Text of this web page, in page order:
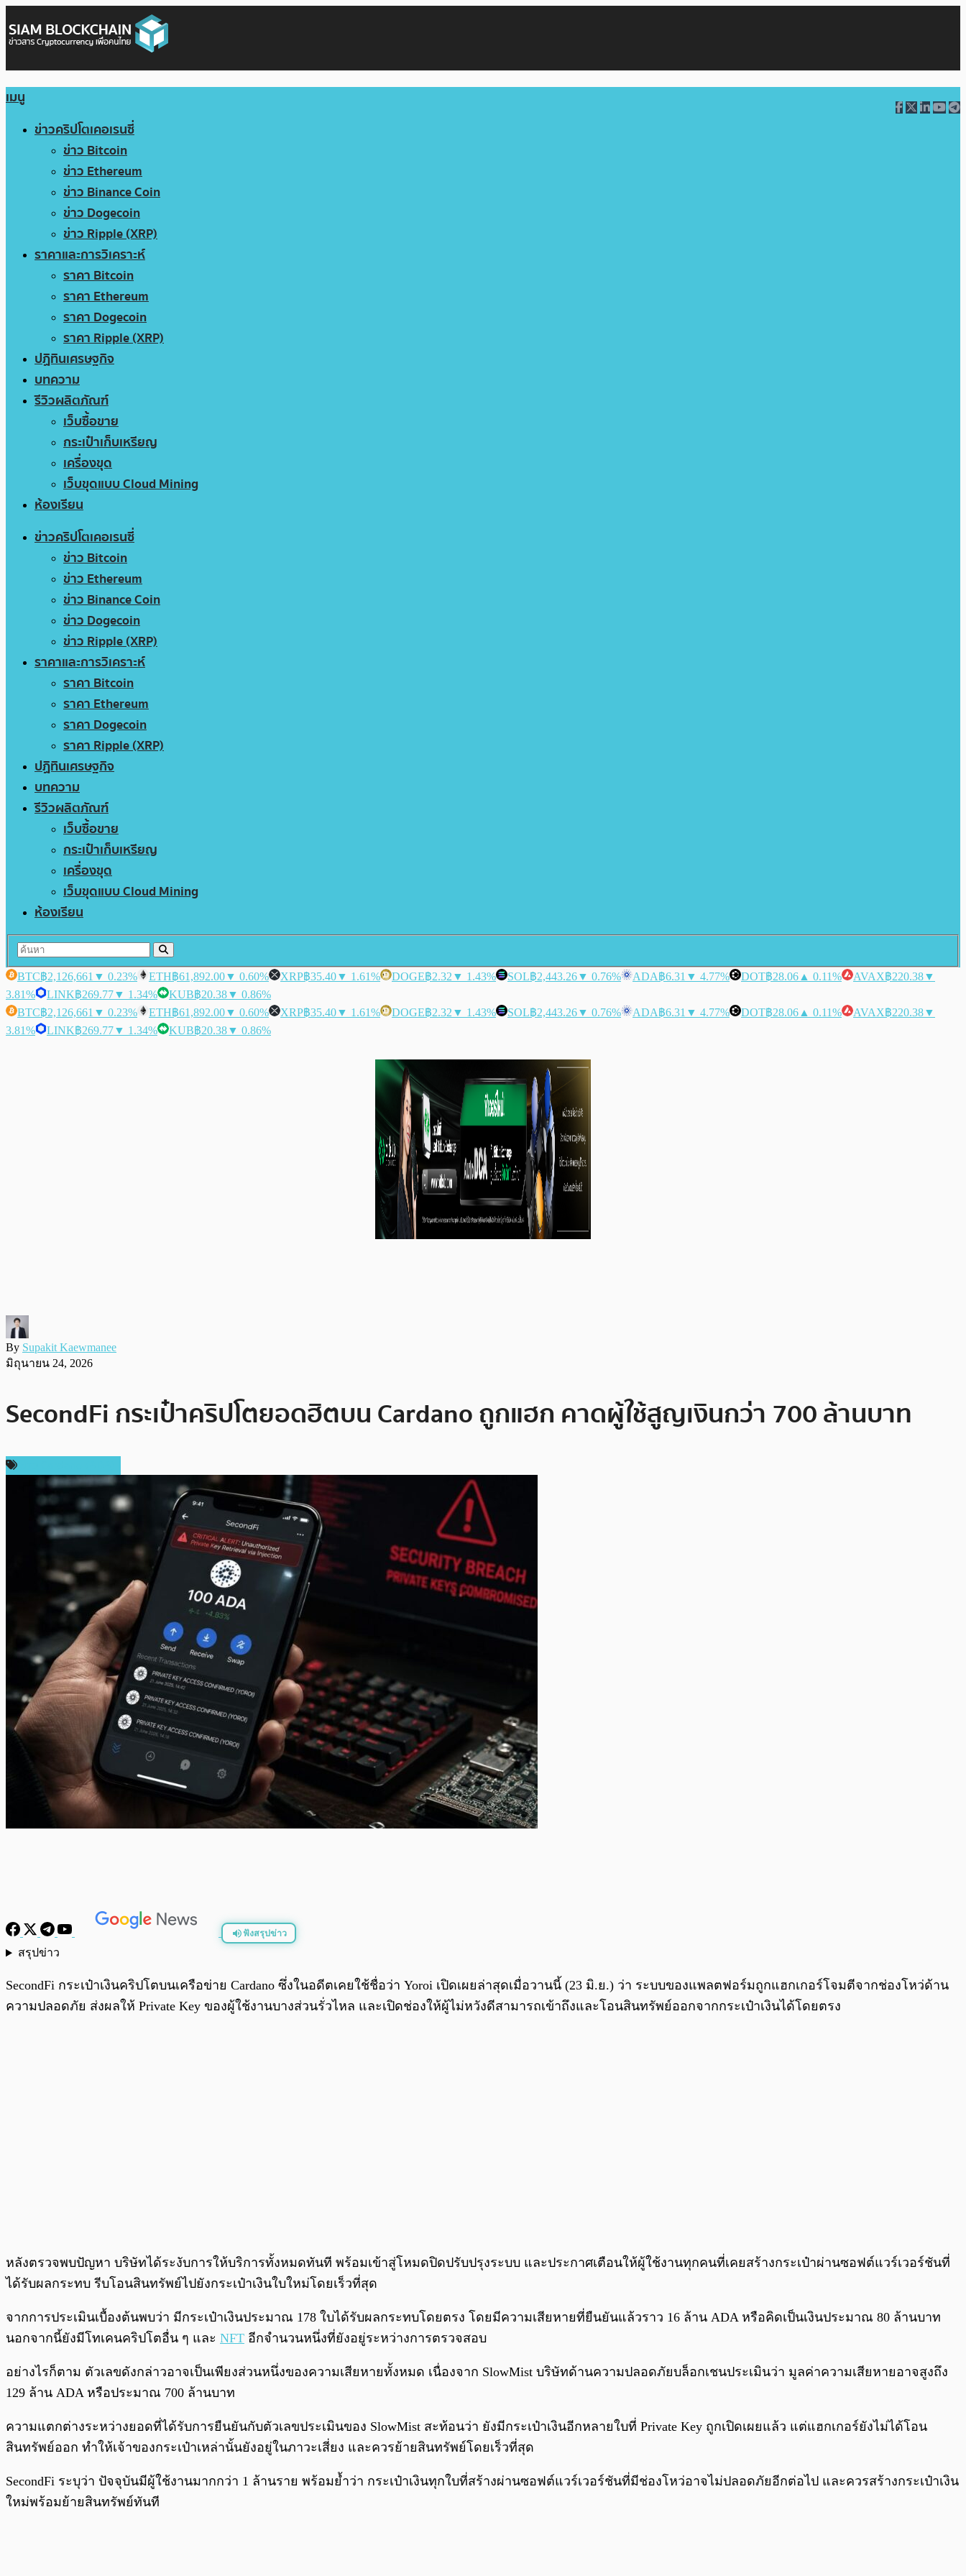
เมนู
ข่าวคริปโตเคอเรนซี่
ข่าว Bitcoin
ข่าว Ethereum
ข่าว Binance Coin
ข่าว Dogecoin
ข่าว Ripple (XRP)
ราคาและการวิเคราะห์
ราคา Bitcoin
ราคา Ethereum
ราคา Dogecoin
ราคา Ripple (XRP)
ปฏิทินเศรษฐกิจ
บทความ
รีวิวผลิตภัณฑ์
เว็บซื้อขาย
กระเป๋าเก็บเหรียญ
เครื่องขุด
เว็บขุดแบบ Cloud Mining
ห้องเรียน
ข่าวคริปโตเคอเรนซี่
ข่าว Bitcoin
ข่าว Ethereum
ข่าว Binance Coin
ข่าว Dogecoin
ข่าว Ripple (XRP)
ราคาและการวิเคราะห์
ราคา Bitcoin
ราคา Ethereum
ราคา Dogecoin
ราคา Ripple (XRP)
ปฏิทินเศรษฐกิจ
บทความ
รีวิวผลิตภัณฑ์
เว็บซื้อขาย
กระเป๋าเก็บเหรียญ
เครื่องขุด
เว็บขุดแบบ Cloud Mining
ห้องเรียน
BTC฿2,126,661 ▼ 0.23% ETH฿61,892.00▼ 0.60% XRP฿35.40▼ 1.61% DOGE฿2.32 ▼ 1.43% SOL฿2,443.26▼ 0.76% ADA฿6.31 ▼ 4.77% DOT฿28.06 ▲ 0.11% AVAX฿220.38▼
3.81%
LINK฿269.77▼ 1.34% KUB฿20.38▼ 0.86%
BTC฿2,126,661 ▼ 0.23% ETH฿61,892.00▼ 0.60% XRP฿35.40▼ 1.61% DOGE฿2.32 ▼ 1.43% SOL฿2,443.26▼ 0.76% ADA฿6.31 ▼ 4.77% DOT฿28.06 ▲ 0.11% AVAX฿220.38▼
3.81%
LINK฿269.77▼ 1.34% KUB฿20.38▼ 0.86%
By Supakit Kaewmanee
มิถุนายน 24, 2026
SecondFi กระเป๋าคริปโตยอดฮิตบน Cardano ถูกแฮก คาดผู้ใช้สูญเงินกว่า 700 ล้านบาท
ฟังสรุปข่าว
สรุปข่าว
SecondFi กระเป๋าเงินคริปโตบนเครือข่าย Cardano ซึ่งในอดีตเคยใช้ชื่อว่า Yoroi เปิดเผยล่าสุดเมื่อวานนี้ (23 มิ.ย.) ว่า ระบบของแพลตฟอร์มถูกแฮกเกอร์โจมตีจากช่องโหว่ด้าน
ความปลอดภัย ส่งผลให้ Private Key ของผู้ใช้งานบางส่วนรั่วไหล และเปิดช่องให้ผู้ไม่หวังดีสามารถเข้าถึงและโอนสินทรัพย์ออกจากกระเป๋าเงินได้โดยตรง
หลังตรวจพบปัญหา บริษัทได้ระงับการให้บริการทั้งหมดทันที พร้อมเข้าสู่โหมดปิดปรับปรุงระบบ และประกาศเตือนให้ผู้ใช้งานทุกคนที่เคยสร้างกระเป๋าผ่านซอฟต์แวร์เวอร์ชันที่
ได้รับผลกระทบ รีบโอนสินทรัพย์ไปยังกระเป๋าเงินใบใหม่โดยเร็วที่สุด
จากการประเมินเบื้องต้นพบว่า มีกระเป๋าเงินประมาณ 178 ใบได้รับผลกระทบโดยตรง โดยมีความเสียหายที่ยืนยันแล้วราว 16 ล้าน ADA หรือคิดเป็นเงินประมาณ 80 ล้านบาท
นอกจากนี้ยังมีโทเคนคริปโตอื่น ๆ และ NFT อีกจำนวนหนึ่งที่ยังอยู่ระหว่างการตรวจสอบ
อย่างไรก็ตาม ตัวเลขดังกล่าวอาจเป็นเพียงส่วนหนึ่งของความเสียหายทั้งหมด เนื่องจาก SlowMist บริษัทด้านความปลอดภัยบล็อกเชนประเมินว่า มูลค่าความเสียหายอาจสูงถึง
129 ล้าน ADA หรือประมาณ 700 ล้านบาท
ความแตกต่างระหว่างยอดที่ได้รับการยืนยันกับตัวเลขประเมินของ SlowMist สะท้อนว่า ยังมีกระเป๋าเงินอีกหลายใบที่ Private Key ถูกเปิดเผยแล้ว แต่แฮกเกอร์ยังไม่ได้โอน
สินทรัพย์ออก ทำให้เจ้าของกระเป๋าเหล่านั้นยังอยู่ในภาวะเสี่ยง และควรย้ายสินทรัพย์โดยเร็วที่สุด
SecondFi ระบุว่า ปัจจุบันมีผู้ใช้งานมากกว่า 1 ล้านราย พร้อมย้ำว่า กระเป๋าเงินทุกใบที่สร้างผ่านซอฟต์แวร์เวอร์ชันที่มีช่องโหว่อาจไม่ปลอดภัยอีกต่อไป และควรสร้างกระเป๋าเงิน
ใหม่พร้อมย้ายสินทรัพย์ทันที